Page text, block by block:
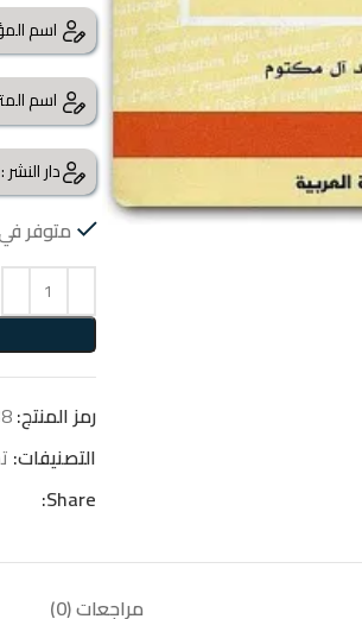
اسم
اسم
دار النشر :
متوفر
رمز المنتج:
التصنيفات:
Share:
مراجعات (0)